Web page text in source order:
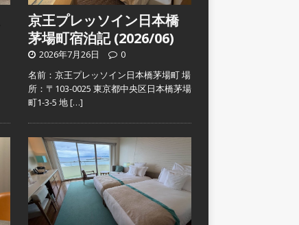
京王プレッソイン日本橋
茅場町宿泊記 (2026/06)
2026年7月26日
0
名前：京王プレッソイン日本橋茅場町 場
所：〒103-0025 東京都中央区日本橋茅場
町1-3-5 地[…]